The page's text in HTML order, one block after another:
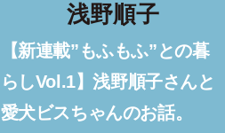
浅野順子
【新連載”もふもふ”との暮
らしVol.1】浅野順子さんと
愛犬ビスちゃんのお話。